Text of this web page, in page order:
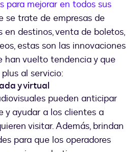
para mejorar en todos sus
se trate de empresas de
en destinos, venta de boletos,
estas son las innovaciones
han vuelto tendencia y que
al servicio:
y virtual
pueden anticipar
y ayudar a los clientes a
visitar. Además, brindan
para que los operadores